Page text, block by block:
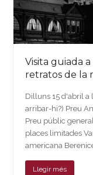
Visita guiada
retratos de la
Dilluns 15 d'abril a
arribar-hi?) Preu
Preu públic
places limitades
americana
Llegir més